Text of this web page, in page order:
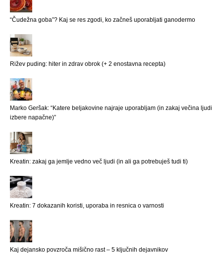
“Čudežna goba”? Kaj se res zgodi, ko začneš uporabljati ganodermo
Rižev puding: hiter in zdrav obrok (+ 2 enostavna recepta)
Marko Geršak: “Katere beljakovine najraje uporabljam (in zakaj večina ljudi
izbere napačne)”
Kreatin: zakaj ga jemlje vedno več ljudi (in ali ga potrebuješ tudi ti)
Kreatin: 7 dokazanih koristi, uporaba in resnica o varnosti
Kaj dejansko povzroča mišično rast – 5 ključnih dejavnikov